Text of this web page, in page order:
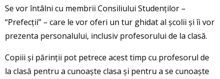
Se vor întâlni cu membrii Consiliului Studenților –
“Prefecții” – care le vor oferi un tur ghidat al școlii și îi vor
prezenta personalului, inclusiv profesorului de la clasă.
Copiii și părinții pot petrece acest timp cu profesorul de
la clasă pentru a cunoaște clasa și pentru a se cunoaște